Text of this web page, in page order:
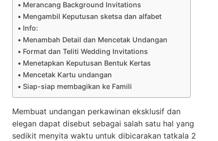
Merancang Background Invitations
Mengambil Keputusan sketsa dan alfabet
Info:
Menambah Detail dan Mencetak Undangan
Format dan Teliti Wedding Invitations
Menetapkan Keputusan Bentuk Kertas
Mencetak Kartu undangan
Siap-siap membagikan ke Famili
Membuat undangan perkawinan eksklusif dan
elegan dapat disebut sebagai salah satu hal yang
sedikit menyita waktu untuk dibicarakan tatkala 2